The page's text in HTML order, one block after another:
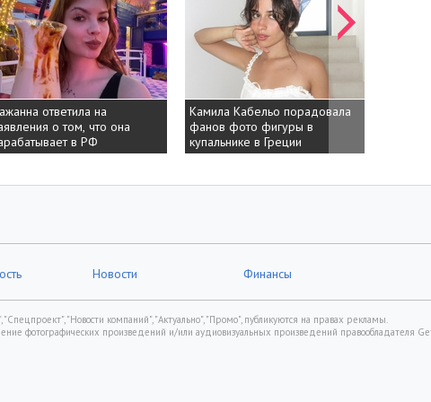
ответила на
о том, что она
в РФ
Камила Кабельо порадовала
фанов фото фигуры в
купальнике в Греции
ответила на
о том, что она
в РФ
Камила Кабельо порадовала
фанов фото фигуры в
купальнике в Греции
Новости Финансы
"Новости компаний", "Актуально", "Промо", публикуются на правах рекламы.
фотографических произведений и/или аудиовизуальных произведений правообладателя